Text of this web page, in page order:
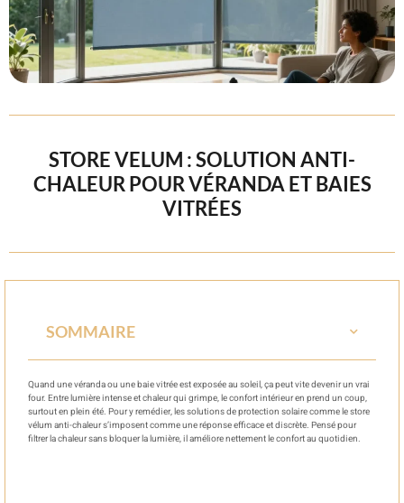
STORE VELUM : SOLUTION ANTI-
CHALEUR POUR VÉRANDA ET BAIES
VITRÉES
SOMMAIRE
Quand une véranda ou une baie vitrée est exposée au soleil, ça peut vite devenir un vrai
four. Entre lumière intense et chaleur qui grimpe, le confort intérieur en prend un coup,
surtout en plein été. Pour y remédier, les solutions de protection solaire comme le store
vélum anti-chaleur s’imposent comme une réponse efficace et discrète. Pensé pour
filtrer la chaleur sans bloquer la lumière, il améliore nettement le confort au quotidien.